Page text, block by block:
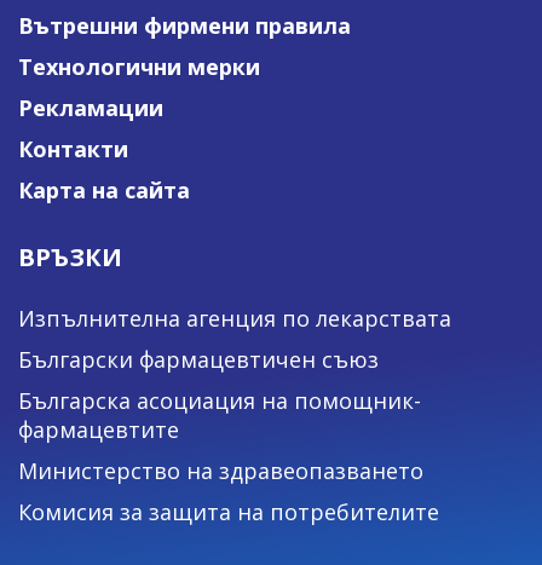
Вътрешни фирмени правила
Технологични мерки
Рекламации
Контакти
Карта на сайта
ВРЪЗКИ
Изпълнителна агенция по лекарствата
Български фармацевтичен съюз
Българска асоциация на помощник-
фармацевтите
Министерство на здравеопазването
Комисия за защита на потребителите